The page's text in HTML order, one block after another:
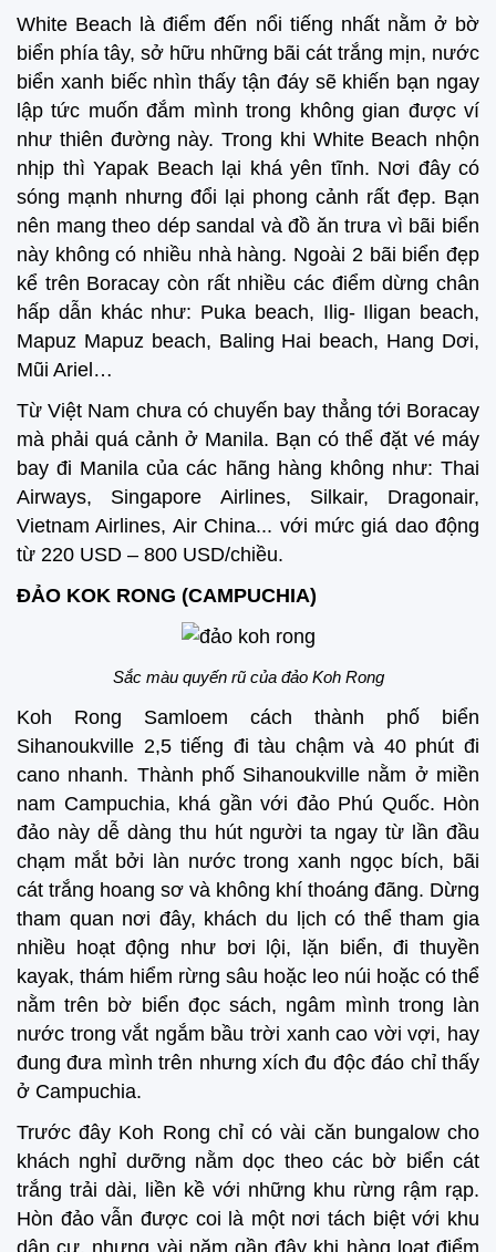
White Beach là điểm đến nổi tiếng nhất nằm ở bờ
biển phía tây, sở hữu những bãi cát trắng mịn, nước
biển xanh biếc nhìn thấy tận đáy sẽ khiến bạn ngay
lập tức muốn đắm mình trong không gian được ví
như thiên đường này. Trong khi White Beach nhộn
nhịp thì Yapak Beach lại khá yên tĩnh. Nơi đây có
sóng mạnh nhưng đổi lại phong cảnh rất đẹp. Bạn
nên mang theo dép sandal và đồ ăn trưa vì bãi biển
này không có nhiều nhà hàng. Ngoài 2 bãi biển đẹp
kể trên Boracay còn rất nhiều các điểm dừng chân
hấp dẫn khác như: Puka beach, Ilig- Iligan beach,
Mapuz Mapuz beach, Baling Hai beach, Hang Dơi,
Mũi Ariel…
Từ Việt Nam chưa có chuyến bay thẳng tới Boracay
mà phải quá cảnh ở Manila. Bạn có thể đặt vé máy
bay đi Manila của các hãng hàng không như: Thai
Airways, Singapore Airlines, Silkair, Dragonair,
Vietnam Airlines, Air China... với mức giá dao động
từ 220 USD – 800 USD/chiều.
ĐẢO KOK RONG (CAMPUCHIA)
Sắc màu quyến rũ của đảo Koh Rong
Koh Rong Samloem cách thành phố biển
Sihanoukville 2,5 tiếng đi tàu chậm và 40 phút đi
cano nhanh. Thành phố Sihanoukville nằm ở miền
nam Campuchia, khá gần với đảo Phú Quốc. Hòn
đảo này dễ dàng thu hút người ta ngay từ lần đầu
chạm mắt bởi làn nước trong xanh ngọc bích, bãi
cát trắng hoang sơ và không khí thoáng đãng. Dừng
tham quan nơi đây, khách du lịch có thể tham gia
nhiều hoạt động như bơi lội, lặn biển, đi thuyền
kayak, thám hiểm rừng sâu hoặc leo núi hoặc có thể
nằm trên bờ biển đọc sách, ngâm mình trong làn
nước trong vắt ngắm bầu trời xanh cao vời vợi, hay
đung đưa mình trên nhưng xích đu độc đáo chỉ thấy
ở Campuchia.
Trước đây Koh Rong chỉ có vài căn bungalow cho
khách nghỉ dưỡng nằm dọc theo các bờ biển cát
trắng trải dài, liền kề với những khu rừng rậm rạp.
Hòn đảo vẫn được coi là một nơi tách biệt với khu
dân cư, nhưng vài năm gần đây khi hàng loạt điểm